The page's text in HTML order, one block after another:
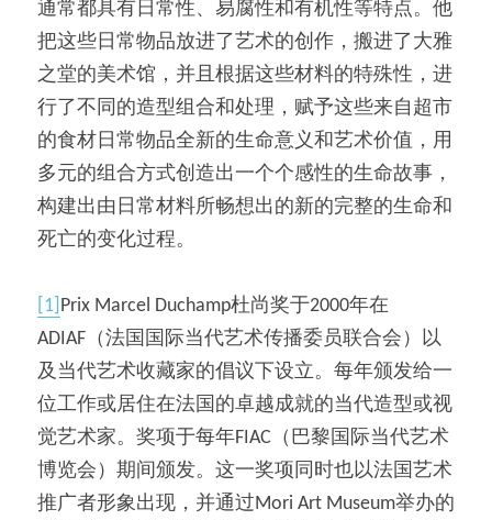
通常都具有日常性、易腐性和有机性等特点。他
把这些日常物品放进了艺术的创作，搬进了大雅
之堂的美术馆，并且根据这些材料的特殊性，进
行了不同的造型组合和处理，赋予这些来自超市
的食材日常物品全新的生命意义和艺术价值，用
多元的组合方式创造出一个个感性的生命故事，
构建出由日常材料所畅想出的新的完整的生命和
死亡的变化过程。
[1] Prix Marcel Duchamp杜尚奖于2000年在
ADIAF（法国国际当代艺术传播委员联合会）以
及当代艺术收藏家的倡议下设立。每年颁发给一
位工作或居住在法国的卓越成就的当代造型或视
觉艺术家。奖项于每年FIAC（巴黎国际当代艺术
博览会）期间颁发。这一奖项同时也以法国艺术
推广者形象出现，并通过Mori Art Museum举办的